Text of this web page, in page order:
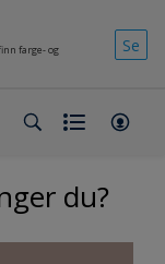
farge- og
Se
du?